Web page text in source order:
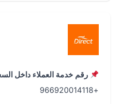
رقم خدمة العملاء داخل السعودية: